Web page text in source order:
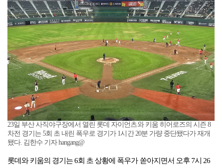
23일 부산 사직야구장에서 열린 롯데 자이언츠와 키움 히어로즈의 시즌 8
차전 경기는 5회 초 내린 폭우로 경기가 1시간 20분 가량 중단됐다가 재개
됐다. 김한수 기자 hangang@
롯데와 키움의 경기는 6회 초 상황에 폭우가 쏟아지면서 오후 7시 26